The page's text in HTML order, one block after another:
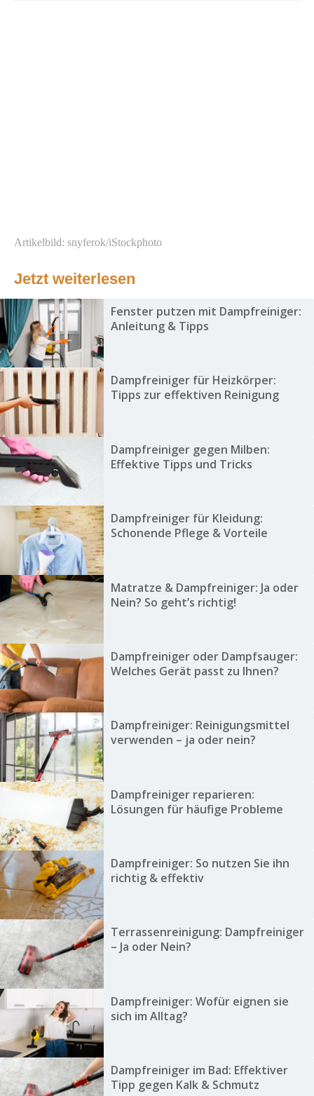
Artikelbild: snyferok/iStockphoto
Jetzt weiterlesen
Fenster putzen mit Dampfreiniger:
Anleitung & Tipps
Dampfreiniger für Heizkörper:
Tipps zur effektiven Reinigung
Dampfreiniger gegen Milben:
Effektive Tipps und Tricks
Dampfreiniger für Kleidung:
Schonende Pflege & Vorteile
Matratze & Dampfreiniger: Ja oder
Nein? So geht’s richtig!
Dampfreiniger oder Dampfsauger:
Welches Gerät passt zu Ihnen?
Dampfreiniger: Reinigungsmittel
verwenden – ja oder nein?
Dampfreiniger reparieren:
Lösungen für häufige Probleme
Dampfreiniger: So nutzen Sie ihn
richtig & effektiv
Terrassenreinigung: Dampfreiniger
– Ja oder Nein?
Dampfreiniger: Wofür eignen sie
sich im Alltag?
Dampfreiniger im Bad: Effektiver
Tipp gegen Kalk & Schmutz